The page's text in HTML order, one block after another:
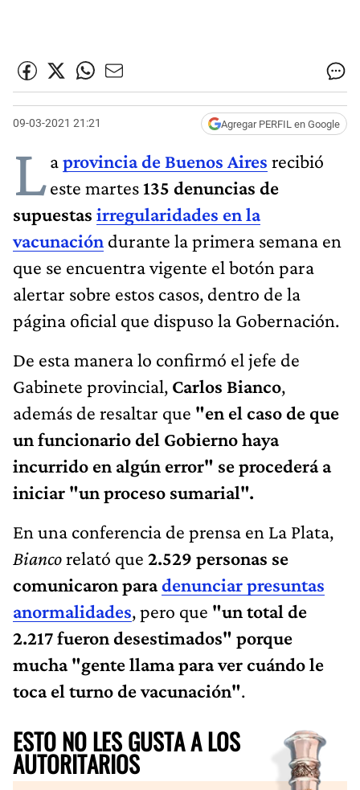
09-03-2021 21:21 Agregar PERFIL en Google
Laprovincia de Buenos Aires recibió
este martes135 denuncias de
supuestas irregularidades en la
vacunación durante la primera semana en
que se encuentra vigente el botón para
alertar sobre estos casos, dentro de la
página oficial que dispuso la Gobernación.
De esta manera lo confirmó el jefe de
Gabinete provincial, Carlos Bianco,
además de resaltar que "en el caso de que
un funcionario del Gobierno haya
incurrido en algún error" se procederá a
iniciar "un proceso sumarial".
En una conferencia de prensa en La Plata,
Biancorelató que 2.529 personas se
comunicaron paradenunciar presuntas
anormalidades, pero que "un total de
2.217 fueron desestimados" porque
mucha "gente llama para ver cuándo le
toca el turno de vacunación".
ESTO NO LES GUSTA A LOS
AUTORITARIOS